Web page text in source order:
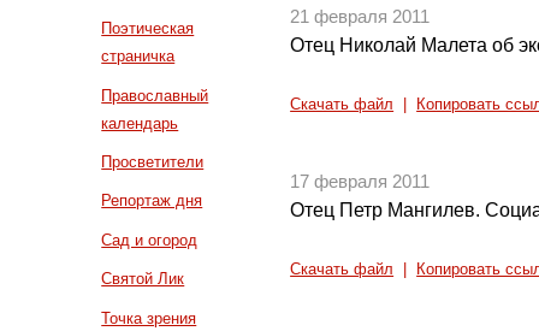
Поэтическая
страничка
Православный
календарь
Просветители
Репортаж дня
Сад и огород
Святой Лик
Точка зрения
21 февраля 2011
Отец Николай Малета об
Скачать файл Копировать
17 февраля 2011
Отец Петр Мангилев.
Скачать файл Копировать